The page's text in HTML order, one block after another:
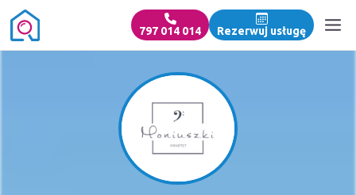
797 014 014 Rezerwuj usługę